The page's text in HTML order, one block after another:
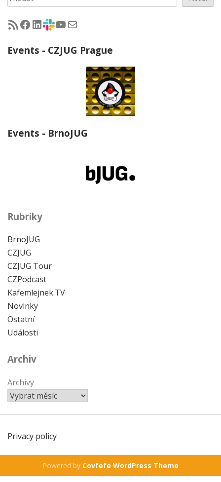
RSS - články na jug.cz
Facebook skupina Czech Java User Group
LinkedIn skupina Czech Java User Group
CZJUG Slack fórum
CZJUG YouTube kanálCZJUG email
Events - CZJUG Prague
Events - BrnoJUG
Rubriky
BrnoJUG
CZJUG
CZJUG Tour
CZPodcast
Kafemlejnek.TV
Novinky
Ostatní
Události
Archiv
Archivy
Privacy policy
Powered by Covfefe WordPress Theme